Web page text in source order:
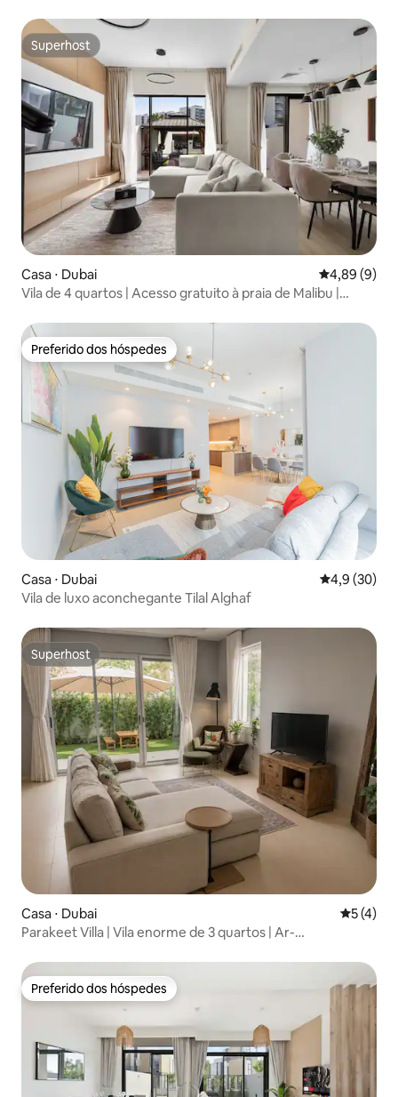
Superhost
Superhost
Casa ⋅ Dubai 4,89 de uma
4,89 (9)
Vila de 4 quartos | Acesso gratuito à praia de Malibu |
Preferido dos hóspedes
Preferido dos hóspedes
Casa ⋅ Dubai 4,9 de uma
4,9 (30)
Vila de luxo aconchegante Tilal Alghaf
Superhost
Superhost
Casa ⋅ Dubai 5 de
5 (4)
Parakeet Villa | Vila enorme de 3 quartos | Ar-
Preferido dos hóspedes
Preferido dos hóspedes